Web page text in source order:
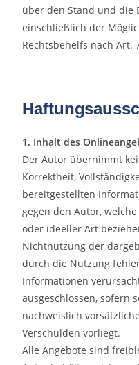
über den Stand und die
einschließlich der
Rechtsbehelfs nach Art.
1. Inhalt des
Der Autor übernimmt
Korrektheit,
bereitgestellten
gegen den Autor,
oder ideeller Art
Nichtnutzung der
durch die Nutzung
Informationen
ausgeschlossen, sofern
nachweislich
Verschulden vorliegt.
Alle Angebote sind